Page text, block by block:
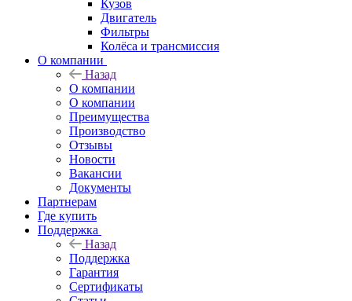
Кузов
Двигатель
Фильтры
Колёса и трансмиссия
О компании
Назад
О компании
О компании
Преимущества
Производство
Отзывы
Новости
Вакансии
Документы
Партнерам
Где купить
Поддержка
Назад
Поддержка
Гарантия
Сертификаты